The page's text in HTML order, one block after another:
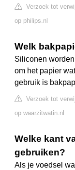
Verzoek tot
op philips.nl
Welk
Siliconen
om het papier
gebruik is
Verzoek tot
op waarzitwatin.nl
Welke kant
gebruiken?
Als je voedsel